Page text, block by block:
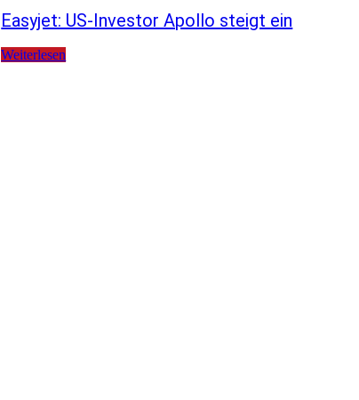
Easyjet: US-Investor Apollo steigt ein
Weiterlesen